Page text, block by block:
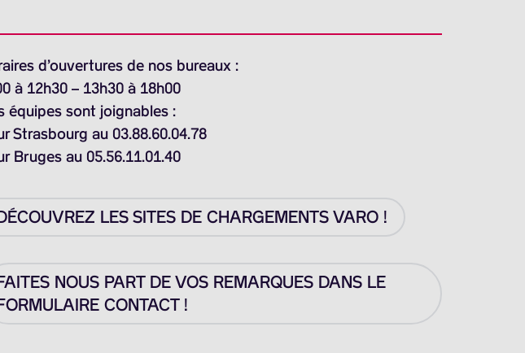
d’ouvertures de nos bureaux :
à 12h30 – 13h30 à 18h00
équipes sont joignables :
Strasbourg au 03.88.60.04.78
Bruges au 05.56.11.01.40
LES SITES DE CHARGEMENTS VARO !
NOUS PART DE VOS REMARQUES DANS LE
CONTACT !